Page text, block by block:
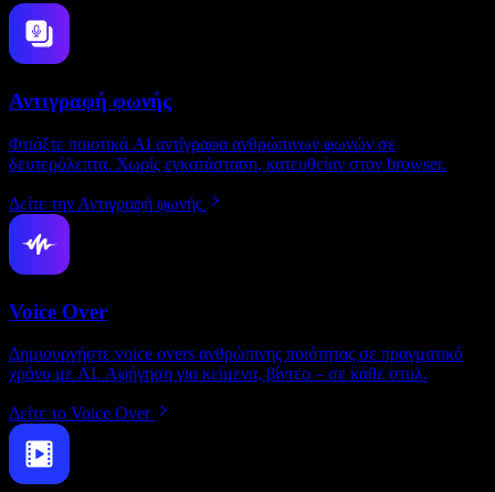
Αντιγραφή φωνής
Φτιάξτε ποιοτικά AI αντίγραφα ανθρώπινων φωνών σε
δευτερόλεπτα. Χωρίς εγκατάσταση, κατευθείαν στον browser.
Δείτε την Αντιγραφή φωνής
Voice Over
Δημιουργήστε voice overs ανθρώπινης ποιότητας σε πραγματικό
χρόνο με AI. Αφήγηση για κείμενα, βίντεο – σε κάθε στυλ.
Δείτε το Voice Over